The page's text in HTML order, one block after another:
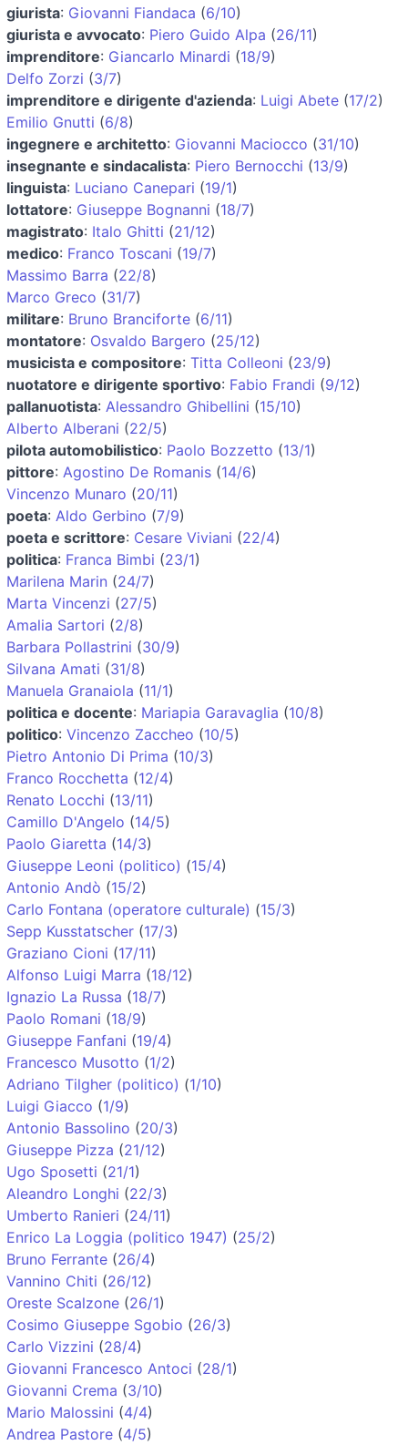
giurista: Giovanni Fiandaca (6/10)
giurista e avvocato: Piero Guido Alpa (26/11)
imprenditore: Giancarlo Minardi (18/9)
Delfo Zorzi (3/7)
imprenditore e dirigente d'azienda: Luigi Abete (17/2)
Emilio Gnutti (6/8)
ingegnere e architetto: Giovanni Maciocco (31/10)
insegnante e sindacalista: Piero Bernocchi (13/9)
linguista: Luciano Canepari (19/1)
lottatore: Giuseppe Bognanni (18/7)
magistrato: Italo Ghitti (21/12)
medico: Franco Toscani (19/7)
Massimo Barra (22/8)
Marco Greco (31/7)
militare: Bruno Branciforte (6/11)
montatore: Osvaldo Bargero (25/12)
musicista e compositore: Titta Colleoni (23/9)
nuotatore e dirigente sportivo: Fabio Frandi (9/12)
pallanuotista: Alessandro Ghibellini (15/10)
Alberto Alberani (22/5)
pilota automobilistico: Paolo Bozzetto (13/1)
pittore: Agostino De Romanis (14/6)
Vincenzo Munaro (20/11)
poeta: Aldo Gerbino (7/9)
poeta e scrittore: Cesare Viviani (22/4)
politica: Franca Bimbi (23/1)
Marilena Marin (24/7)
Marta Vincenzi (27/5)
Amalia Sartori (2/8)
Barbara Pollastrini (30/9)
Silvana Amati (31/8)
Manuela Granaiola (11/1)
politica e docente: Mariapia Garavaglia (10/8)
politico: Vincenzo Zaccheo (10/5)
Pietro Antonio Di Prima (10/3)
Franco Rocchetta (12/4)
Renato Locchi (13/11)
Camillo D'Angelo (14/5)
Paolo Giaretta (14/3)
Giuseppe Leoni (politico) (15/4)
Antonio Andò (15/2)
Carlo Fontana (operatore culturale) (15/3)
Sepp Kusstatscher (17/3)
Graziano Cioni (17/11)
Alfonso Luigi Marra (18/12)
Ignazio La Russa (18/7)
Paolo Romani (18/9)
Giuseppe Fanfani (19/4)
Francesco Musotto (1/2)
Adriano Tilgher (politico) (1/10)
Luigi Giacco (1/9)
Antonio Bassolino (20/3)
Giuseppe Pizza (21/12)
Ugo Sposetti (21/1)
Aleandro Longhi (22/3)
Umberto Ranieri (24/11)
Enrico La Loggia (politico 1947) (25/2)
Bruno Ferrante (26/4)
Vannino Chiti (26/12)
Oreste Scalzone (26/1)
Cosimo Giuseppe Sgobio (26/3)
Carlo Vizzini (28/4)
Giovanni Francesco Antoci (28/1)
Giovanni Crema (3/10)
Mario Malossini (4/4)
Andrea Pastore (4/5)